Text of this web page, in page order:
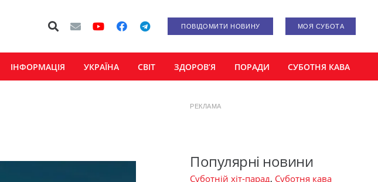
ПОВІДОМИТИ НОВИНУ МОЯ СУБОТА
ІНФОРМАЦІЯ УКРАЇНА СВІТ ЗДОРОВ’Я ПОРАДИ СУБОТНЯ КАВА
РЕКЛАМА
Популярні новини
Суботній хіт-парад, Суботня кава